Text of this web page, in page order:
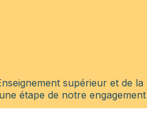
supérieur et de la
étape de notre engagement